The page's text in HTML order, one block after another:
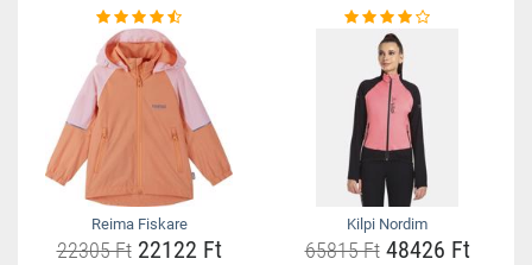
Reima Fiskare
22305 Ft22122 Ft
Kilpi Nordim
65815 Ft48426 Ft